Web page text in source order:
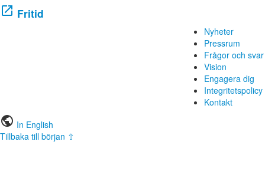
open_in_new Fritid
Nyheter
Pressrum
Frågor och svar
Vision
Engagera dig
Integritetspolicy
Kontakt
public In English
Tillbaka till början ⇧